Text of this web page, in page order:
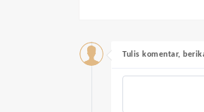
Tulis komentar,